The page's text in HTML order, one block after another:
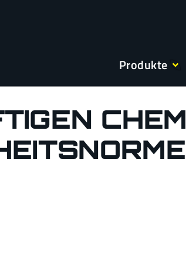
Produkte